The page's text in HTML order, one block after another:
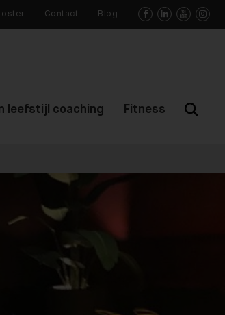
Contact Blog    
leefstijl coaching Fitness